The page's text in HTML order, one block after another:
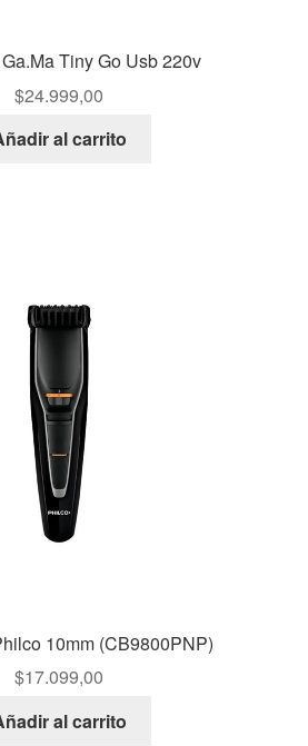
Tiny Go Usb 220v
$24.999,00
al carrito
10mm (CB9800PNP)
$17.099,00
al carrito